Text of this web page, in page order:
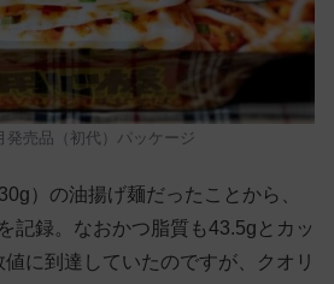
発売品（初代）パッケージ
）の油揚げ麺だったことから、
記録。なおかつ脂質も43.5gとカッ
に到達していたのですが、クオリ